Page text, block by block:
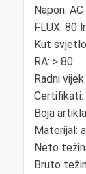
Napon:
FLUX: 80
Kut
RA: > 80
Radni
Certifikati:
Boja
Materijal:
Neto
Bruto